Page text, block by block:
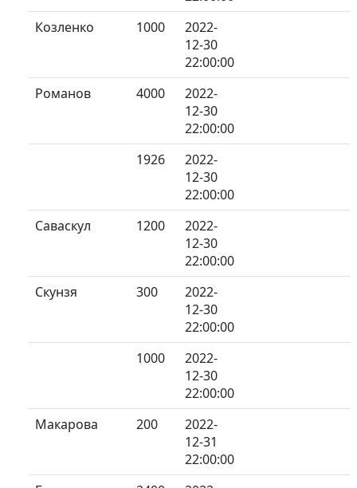
Козленко
1000
2022-
12-30
22:00:00
Романов
4000
2022-
12-30
22:00:00
1926
2022-
12-30
22:00:00
Саваскул
1200
2022-
12-30
22:00:00
Скунзя
300
2022-
12-30
22:00:00
1000
2022-
12-30
22:00:00
Макарова
200
2022-
12-31
22:00:00